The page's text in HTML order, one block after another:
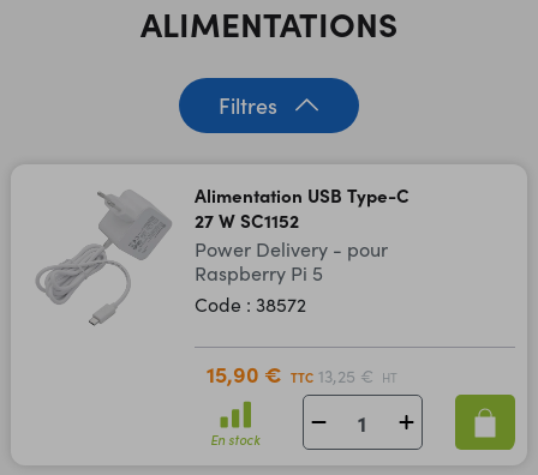
ALIMENTATIONS
Filtres
Alimentation USB Type-C
27 W SC1152
Power Delivery - pour
Raspberry Pi 5
Code : 38572
15,90 € TTC 13,25 € HT
En stock